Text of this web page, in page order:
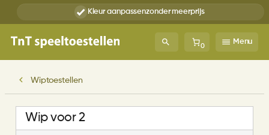
Kleur aanpassenzonder meerprijs
0
Menu
Wiptoestellen
Wip voor 2